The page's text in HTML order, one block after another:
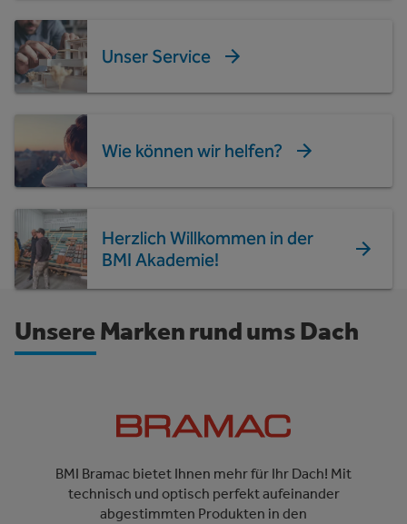
Unser Service
Wie können wir helfen?
Herzlich Willkommen in der
BMI Akademie!
Unsere Marken rund ums Dach
BMI Bramac bietet Ihnen mehr für Ihr Dach! Mit
technisch und optisch perfekt aufeinander
abgestimmten Produkten in den